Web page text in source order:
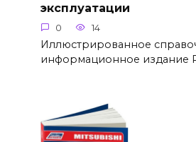
эксплуатации
0 14
Иллюстрированное
информационное издание